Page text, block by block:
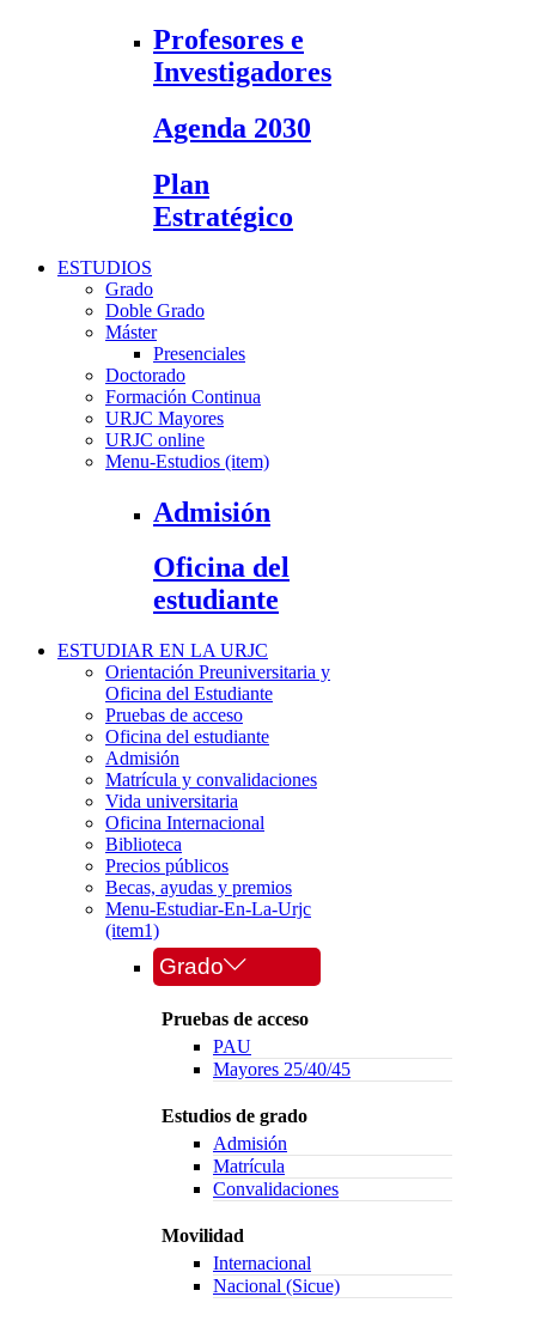
Profesores e
Investigadores
Agenda 2030
Plan
Estratégico
ESTUDIOS
Grado
Doble Grado
Máster
Presenciales
Doctorado
Formación Continua
URJC Mayores
URJC online
Menu-Estudios (item)
Admisión
Oficina del
estudiante
ESTUDIAR EN LA URJC
Orientación Preuniversitaria y
Oficina del Estudiante
Pruebas de acceso
Oficina del estudiante
Admisión
Matrícula y convalidaciones
Vida universitaria
Oficina Internacional
Biblioteca
Precios públicos
Becas, ayudas y premios
Menu-Estudiar-En-La-Urjc
(item1)
Grado
Pruebas de acceso
PAU
Mayores 25/40/45
Estudios de grado
Admisión
Matrícula
Convalidaciones
Movilidad
Internacional
Nacional (Sicue)